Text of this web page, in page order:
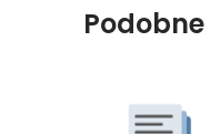
Podobne